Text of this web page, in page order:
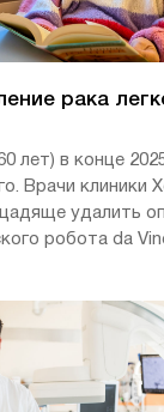
рака
лет) в конце
Врачи клиники
удалить
робота da